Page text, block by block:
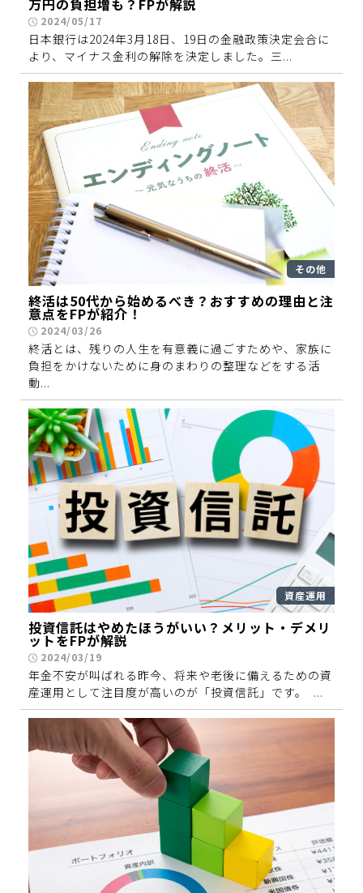
2024/05/17
日本銀行は2024年3月18日、19日の金融政策決定会合に
より、マイナス金利の解除を決定しました。三...
その他
終活は50代から始めるべき？おすすめの理由と注
意点をFPが紹介！
2024/03/26
終活とは、残りの人生を有意義に過ごすためや、家族に
負担をかけないために身のまわりの整理などをする活
動...
資産運用
投資信託はやめたほうがいい？メリット・デメリ
ットをFPが解説
2024/03/19
年金不安が叫ばれる昨今、将来や老後に備えるための資
産運用として注目度が高いのが「投資信託」です。 ...